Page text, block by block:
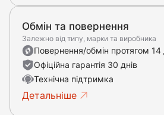
Обмін та повернення
Залежно від типу, марки та виробника
Повернення/обмін протягом 14
Офіційна гарантія 30 днів
Технічна підтримка
Детальніше